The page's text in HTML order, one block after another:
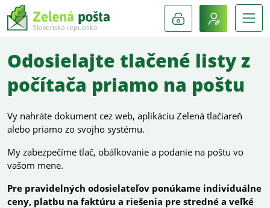
Odosielajte tlačené listy z
počítača priamo na poštu
Vy nahráte dokument cez web, aplikáciu Zelená tlačiareň
alebo priamo zo svojho systému.
My zabezpečíme tlač, obálkovanie a podanie na poštu vo
vašom mene.
Pre pravidelných odosielateľov ponúkame individuálne
ceny, platbu na faktúru a riešenia pre stredné a veľké